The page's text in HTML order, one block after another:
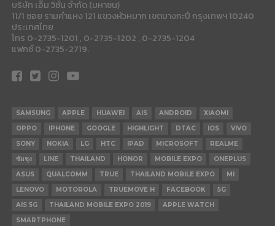
บริษัท เอ็ม วิชั่น จำกัด (มหาชน)
11/1 ซอย รามคำแหง 121 แขวงหัวหมาก เขตบางกะปี กรุงเทพฯ 10240
ประเทศไทย
โทร 0-2735-1201 , 0-2735-1202 , 0-2735-1204
แฟกซ์ 0-2735-2719.
SAMSUNG APPLE HUAWEI AIS ANDROID
XIAOMI
OPPO
IPHONE GOOGLE HIGHLIGHT DTAC IOS
VIVO
SONY
NOKIA LG HTC IPAD MICROSOFT
REALME
ซัมซุง
LINE THAILAND HONOR MOBILE EXPO
ONEPLUS
ASUS
QUALCOMM TRUE THAILAND MOBILE EXPO
MI
LENOVO
MOTOROLA TRUEMOVE H FACEBOOK
5G
AIS 5G
THAILAND MOBILE EXPO 2019
APPLE WATCH
SMARTPHONE